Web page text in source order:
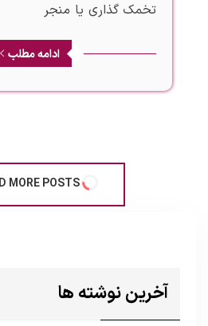
تخمک گذاری یا منجر
ادامه مطلب
LOAD MORE POSTS
آخرین نوشته ها